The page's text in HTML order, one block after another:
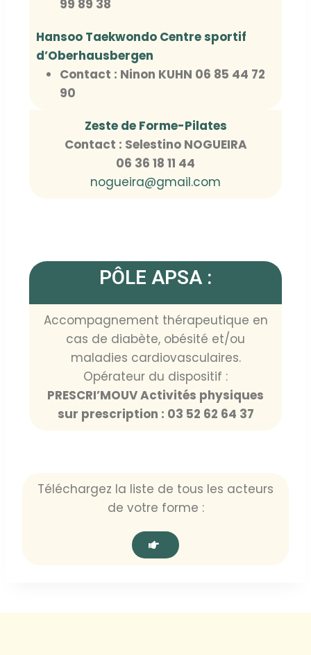
99 89 38
Hansoo Taekwondo Centre sportif
d’Oberhausbergen
Contact : Ninon KUHN 06 85 44 72
90
Zeste de Forme-Pilates
Contact : Selestino NOGUEIRA
06 36 18 11 44
nogueira@gmail.com
PÔLE APSA :
Accompagnement thérapeutique en
cas de diabète, obésité et/ou
maladies cardiovasculaires.
Opérateur du dispositif :
PRESCRI’MOUV Activités physiques
sur prescription : 03 52 62 64 37
Téléchargez la liste de tous les acteurs
de votre forme :